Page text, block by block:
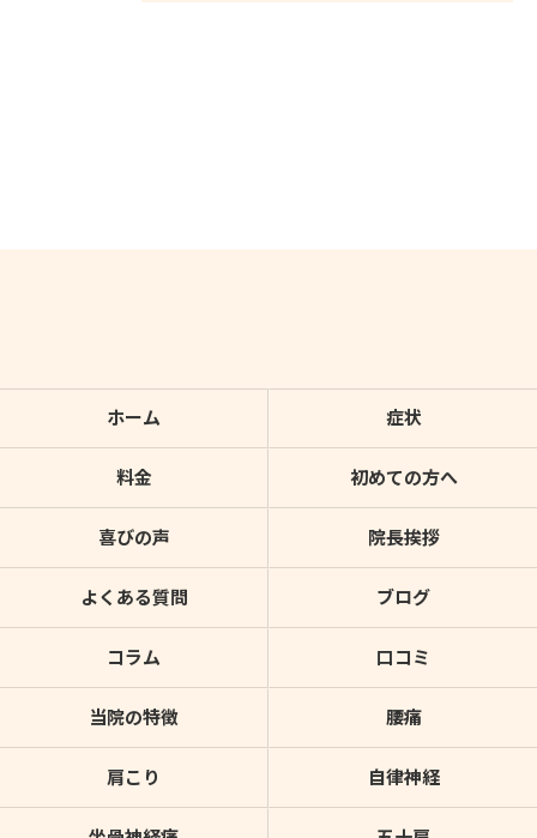
ホーム 症状
料金 初めての方へ
喜びの声 院長挨拶
よくある質問 ブログ
コラム 口コミ
当院の特徴 腰痛
肩こり 自律神経